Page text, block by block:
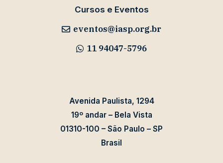
Cursos e Eventos
eventos@iasp.org.br
11 94047-5796
Avenida Paulista, 1294
19º andar – Bela Vista
01310-100 – São Paulo – SP
Brasil